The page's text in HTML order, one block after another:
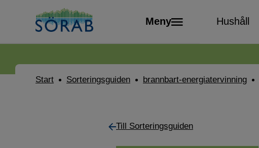
Meny Hushåll
Start Sorteringsguiden brannbart-energiatervinning
Till Sorteringsguiden